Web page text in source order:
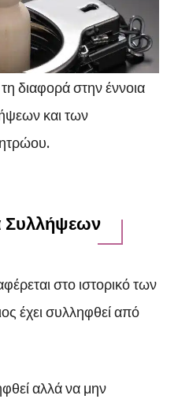
διαφορά στην έννοια
και των
Συλλήψεων
στο ιστορικό των
έχει συλληφθεί από
αλλά να μην